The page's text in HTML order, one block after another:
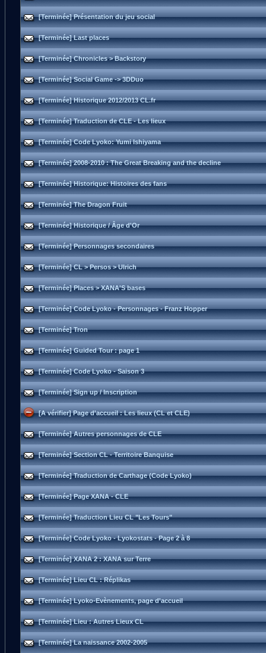
[Terminée] Présentation du jeu social
[Terminée] Last places
[Terminée] Chronicles > Backstory
[Terminée] Social Game -> 3DDuo
[Terminée] Historique 2012/2013 CL.fr
[Terminée] Traduction de CLE - Les lieux
[Terminée] Code Lyoko: Yumi Ishiyama
[Terminée] 2008-2010 : The Great Breaking and the decline
[Terminée] Historique: Histoires des fans
[Terminée] The Dragon Fruit
[Terminée] Historique / Âge d'Or
[Terminée] Personnages secondaires
[Terminée] CL > Persos > Ulrich
[Terminée] Places > XANA'S bases
[Terminée] Code Lyoko - Personnages - Franz Hopper
[Terminée] Tron
[Terminée] Guided Tour : page 1
[Terminée] Code Lyoko - Saison 3
[Terminée] Sign up / Inscription
[A vérifier] Page d'accueil : Les lieux (CL et CLE)
[Terminée] Autres personnages de CLE
[Terminée] Section CL - Territoire Banquise
[Terminée] Traduction de Carthage (Code Lyoko)
[Terminée] Page XANA - CLE
[Terminée] Traduction Lieu CL "Les Tours"
[Terminée] Code Lyoko - Lyokostats - Page 2 à 8
[Terminée] XANA 2 : XANA sur Terre
[Terminée] Lieu CL : Réplikas
[Terminée] Lyoko-Evènements, page d'accueil
[Terminée] Lieu : Autres Lieux CL
[Terminée] La naissance 2002-2005